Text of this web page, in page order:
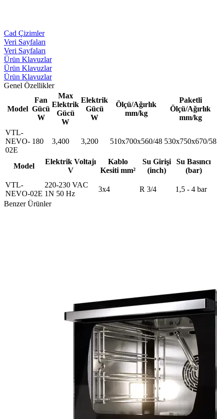
Cad Çizimler
Veri Sayfaları
Veri Sayfaları
Ürün Klavuzlar
Ürün Klavuzlar
Ürün Klavuzlar
Genel Özellikler
Model
Fan
Gücü
W
Max
Elektrik
Gücü
W
Elektrik
Gücü
W
Ölçü/Ağırlık
mm/kg
Paketli
Ölçü/Ağırlık
mm/kg
VTL-
NEVO-
02E
180 3,400 3,200 510x700x560/48 530x750x670/58
Model
Elektrik Voltajı
V
Kablo
Kesiti mm²
Su Girişi
(inch)
Su Basıncı
(bar)
VTL-
NEVO-02E
220-230 VAC
1N 50 Hz
3x4 R 3/4
1,5 - 4 bar
Benzer Ürünler